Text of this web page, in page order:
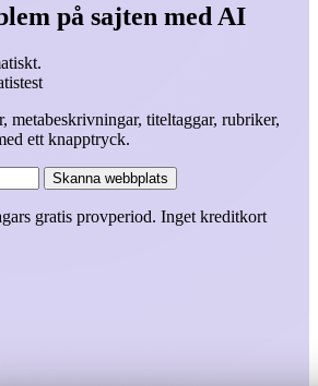
på sajten med AI
metabeskrivningar, titeltaggar, rubriker,
ett knapptryck.
Skanna webbplats
gratis provperiod. Inget kreditkort